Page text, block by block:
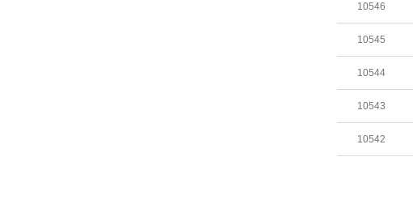
10546
10545
10544
10543
10542